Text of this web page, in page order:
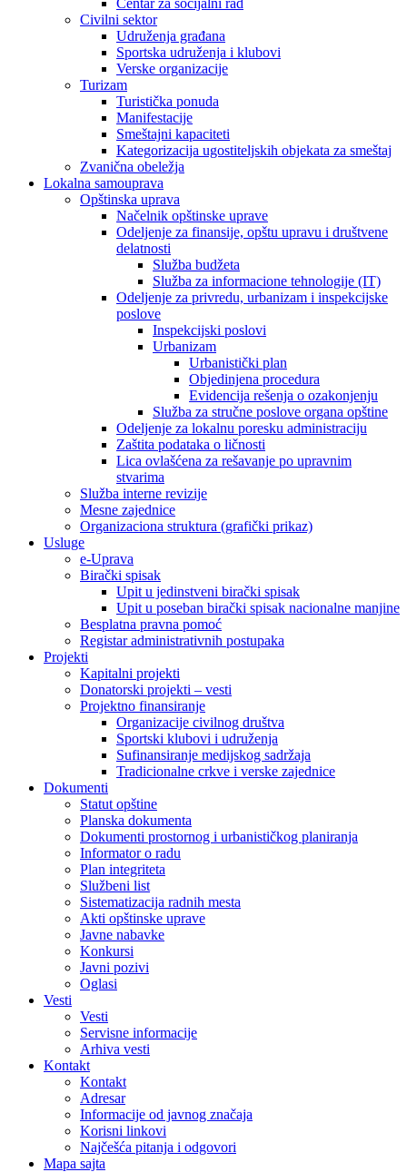
Centar za socijalni rad
Civilni sektor
Udruženja građana
Sportska udruženja i klubovi
Verske organizacije
Turizam
Turistička ponuda
Manifestacije
Smeštajni kapaciteti
Kategorizacija ugostiteljskih objekata za smeštaj
Zvanična obeležja
Lokalna samouprava
Opštinska uprava
Načelnik opštinske uprave
Odeljenje za finansije, opštu upravu i društvene
delatnosti
Služba budžeta
Služba za informacione tehnologije (IT)
Odeljenje za privredu, urbanizam i inspekcijske
poslove
Inspekcijski poslovi
Urbanizam
Urbanistički plan
Objedinjena procedura
Evidencija rešenja o ozakonjenju
Služba za stručne poslove organa opštine
Odeljenje za lokalnu poresku administraciju
Zaštita podataka o ličnosti
Lica ovlašćena za rešavanje po upravnim
stvarima
Služba interne revizije
Mesne zajednice
Organizaciona struktura (grafički prikaz)
Usluge
e-Uprava
Birački spisak
Upit u jedinstveni birački spisak
Upit u poseban birački spisak nacionalne manjine
Besplatna pravna pomoć
Registar administrativnih postupaka
Projekti
Kapitalni projekti
Donatorski projekti – vesti
Projektno finansiranje
Organizacije civilnog društva
Sportski klubovi i udruženja
Sufinansiranje medijskog sadržaja
Tradicionalne crkve i verske zajednice
Dokumenti
Statut opštine
Planska dokumenta
Dokumenti prostornog i urbanističkog planiranja
Informator o radu
Plan integriteta
Službeni list
Sistematizacija radnih mesta
Akti opštinske uprave
Javne nabavke
Konkursi
Javni pozivi
Oglasi
Vesti
Vesti
Servisne informacije
Arhiva vesti
Kontakt
Kontakt
Adresar
Informacije od javnog značaja
Korisni linkovi
Najčešća pitanja i odgovori
Mapa sajta